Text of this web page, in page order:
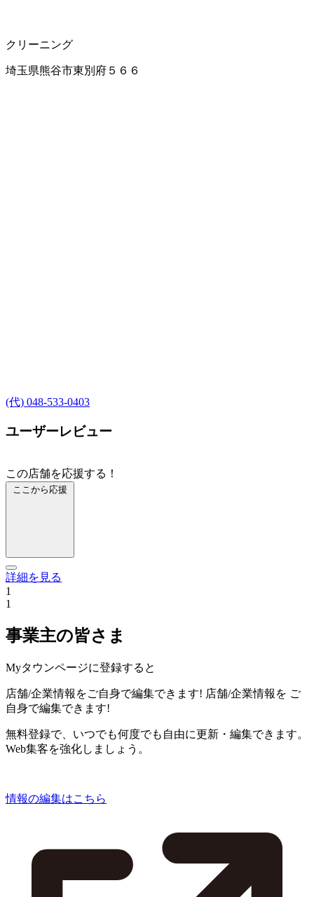
クリーニング
埼玉県熊谷市東別府５６６
(代) 048-533-0403
ユーザーレビュー
この店舗を応援する！
ここから応援
詳細を見る
1
1
事業主の皆さま
Myタウンページに登録すると
店舗/企業情報をご自身で編集できます! 店舗/企業情報を ご
自身で編集できます!
無料登録で、いつでも何度でも自由に更新・編集できます。
Web集客を強化しましょう。
情報の編集はこちら